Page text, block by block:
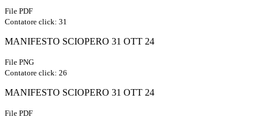
File PDF
Contatore click: 31
MANIFESTO SCIOPERO 31 OTT 24
File PNG
Contatore click: 26
MANIFESTO SCIOPERO 31 OTT 24
File PDF